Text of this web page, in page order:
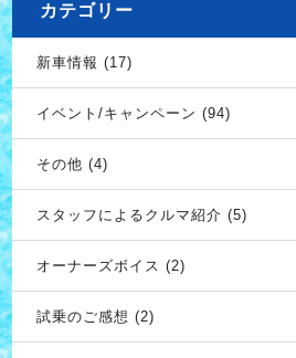
カテゴリー
新車情報 (17)
イベント/キャンペーン (94)
その他 (4)
スタッフによるクルマ紹介 (5)
オーナーズボイス (2)
試乗のご感想 (2)